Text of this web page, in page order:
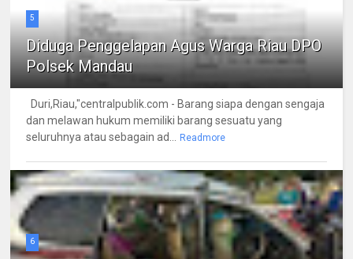
5
Diduga Penggelapan Agus Warga Riau DPO
Polsek Mandau
Duri,Riau,"centralpublik.com - Barang siapa dengan sengaja
dan melawan hukum memiliki barang sesuatu yang
seluruhnya atau sebagain ad...
Readmore
6